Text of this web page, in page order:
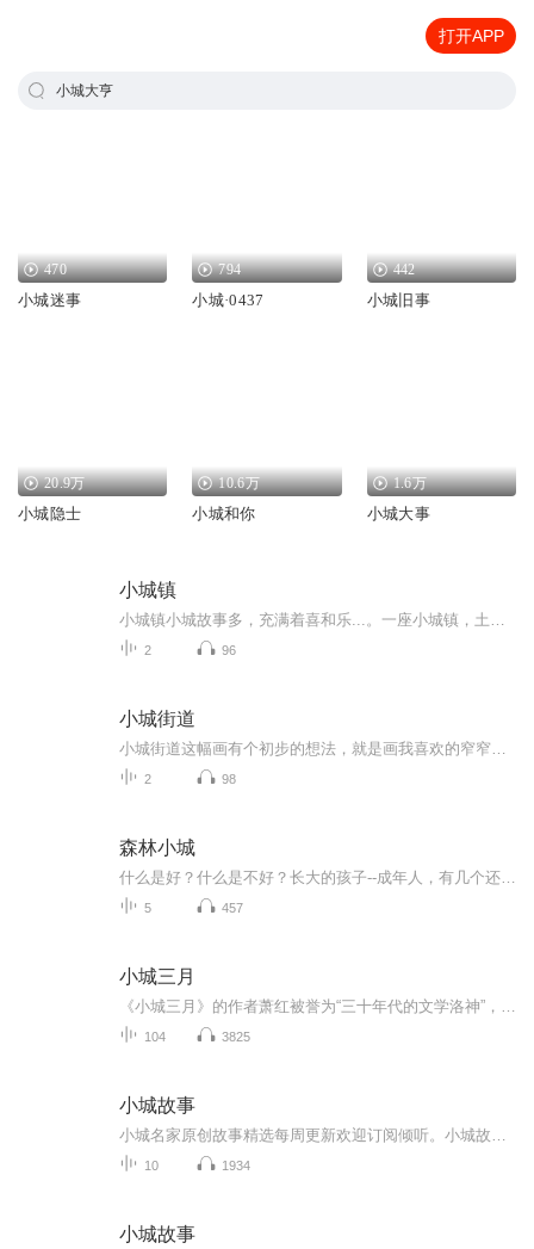
打开APP
小城大亨
470
小城迷事
794
小城·0437
442
小城旧事
20.9万
小城隐士
10.6万
小城和你
1.6万
小城大事
小城镇
2 96
小城街道
2 98
森林小城
5 457
小城三月
104 3825
小城故事
10 1934
小城故事